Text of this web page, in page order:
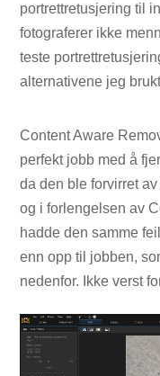
portrettretusjering til
fotograferer ikke
teste
alternativene jeg
Content Aware
perfekt jobb med å
da den ble forvirret
og i forlengelsen av
hadde den samme
enn opp til jobben,
nedenfor. Ikke verst